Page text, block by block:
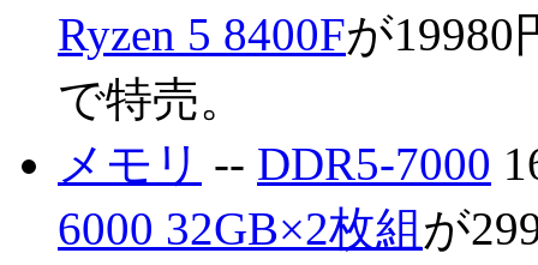
Ryzen 5 8400Fが19980
で特売。
メモリ -- DDR5-7000
6000 32GB×2枚組が